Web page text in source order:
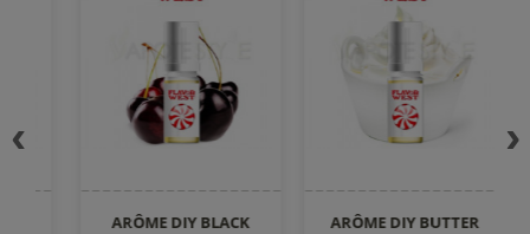
ARÔME DIY BLACK
ARÔME DIY BUTTER